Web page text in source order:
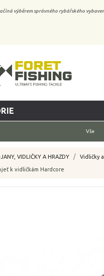
výběrem správného rybářského
VIDLIČKY A HRAZDY Vidličky
k vidličkám Hardcore